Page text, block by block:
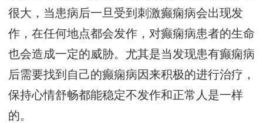
很大，当患病后一旦受到刺激癫痫病会出现发
作，在任何地点都会发作，对癫痫病患者的生命
也会造成一定的威胁。尤其是当发现患有癫痫病
后需要找到自己的癫痫病因来积极的进行治疗，
保持心情舒畅都能稳定不发作和正常人是一样
的。